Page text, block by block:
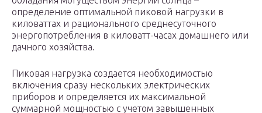
определение оптимальной пиковой нагрузки в
киловаттах и рационального среднесуточного
энергопотребления в киловатт-часах домашнего или
дачного хозяйства.
Пиковая нагрузка создается необходимостью
включения сразу нескольких электрических
приборов и определяется их максимальной
суммарной мощностью с учетом завышенных